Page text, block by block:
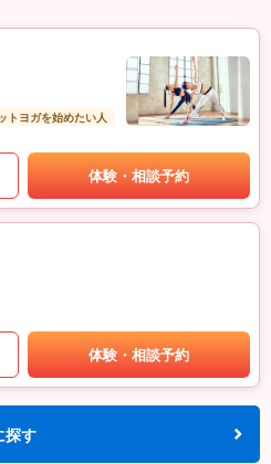
トヨガを始めたい人
体験・相談予約
体験・相談予約
探す